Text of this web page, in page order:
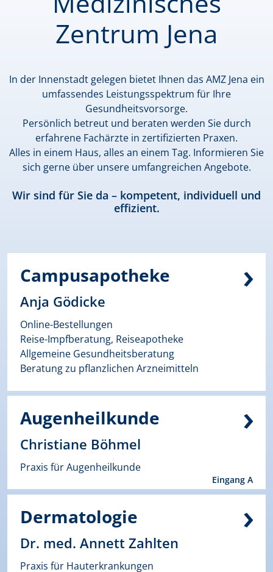
Zentrum Jena
In der Innenstadt gelegen bietet Ihnen das AMZ Jena ein
umfassendes Leistungsspektrum für Ihre
Gesundheitsvorsorge.
Persönlich betreut und beraten werden Sie durch
erfahrene Fachärzte in zertifizierten Praxen.
Alles in einem Haus, alles an einem Tag. Informieren Sie
sich gerne über unsere umfangreichen Angebote.
Wir sind für Sie da – kompetent, individuell und
effizient.
Campusapotheke
Anja Gödicke
Online-Bestellungen
Reise-Impfberatung, Reiseapotheke
Allgemeine Gesundheitsberatung
Beratung zu pflanzlichen Arzneimitteln
Augenheilkunde
Christiane Böhmel
Praxis für Augenheilkunde
Eingang A
Dermatologie
Dr. med. Annett Zahlten
Praxis für Hauterkrankungen